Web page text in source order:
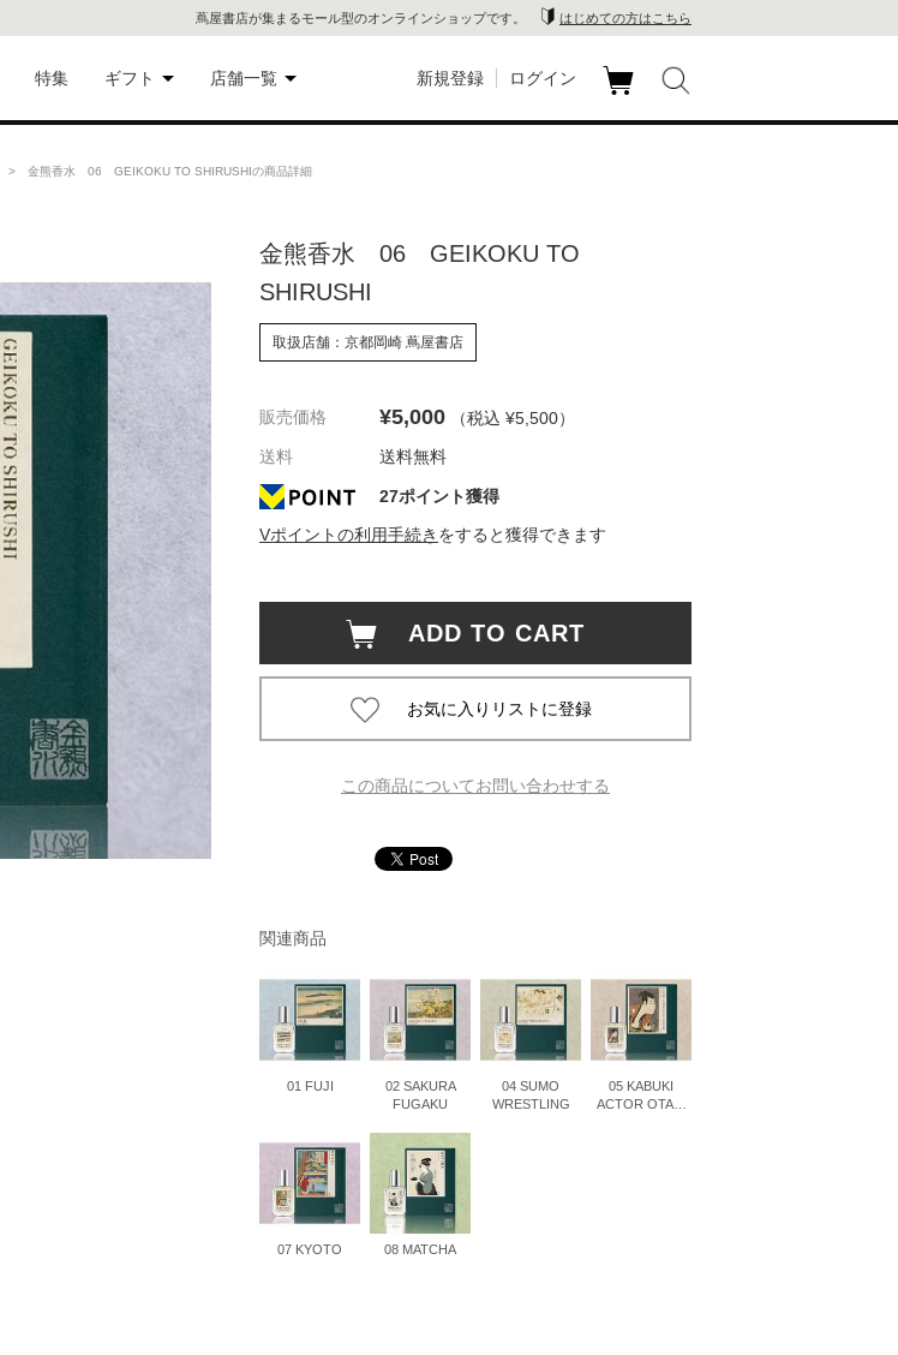
蔦屋書店が集まるモール型のオンラインショップです。 はじめての方はこちら
特集 ギフト
ギフトにおすすめ
店舗一覧
代官山 蔦
屋書店
書店
屋書店
京都岡崎
枚方 蔦屋
書店
広島 蔦屋
書店
六本松 蔦
屋書店
新規登録 ログイン
> 金熊香水 06 GEIKOKU TO SHIRUSHIの商品詳細
金熊香水 06 GEIKOKU TO
SHIRUSHI
取扱店舗：京都岡崎 蔦屋書店
販売価格 ¥5,000 （税込 ¥5,500）
送料
送料無料
27ポイント獲得
Vポイントの利用手続き をすると獲得できます
ADD TO CART
この商品についてお問い合わせする
関連商品
01 FUJI
02 SAKURA
FUGAKU
04 SUMO
WRESTLING
05 KABUKI
ACTOR OTANI
07 KYOTO 08 MATCHA